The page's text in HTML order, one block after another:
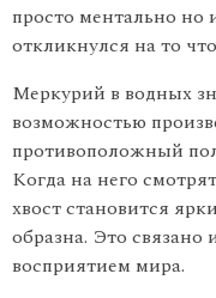
просто ментально но
откликнулся на то
Меркурий в водных
возможностью
противоположный
Когда на него
хвост становится
образна. Это
восприятием мира.